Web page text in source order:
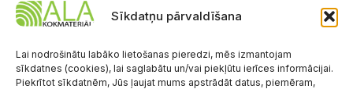
Sīkdatņu pārvaldīšana
Lai nodrošinātu labāko lietošanas pieredzi, mēs izmantojam
sīkdatnes (cookies), lai saglabātu un/vai piekļūtu ierīces informācijai.
Piekrītot sīkdatnēm, Jūs ļaujat mums apstrādāt datus, piemēram,
Privātuma politika
25 64 17 98
info@alalignea.lv